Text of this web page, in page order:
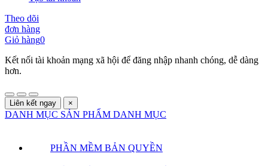
Theo dõi
đơn hàng
Giỏ hàng0
Kết nối tài khoản mạng xã hội để đăng nhập nhanh chóng, dễ dàng
hơn.
Liên kết ngay ×
DANH MỤC SẢN PHẨM DANH MỤC
PHẦN MỀM BẢN QUYỀN